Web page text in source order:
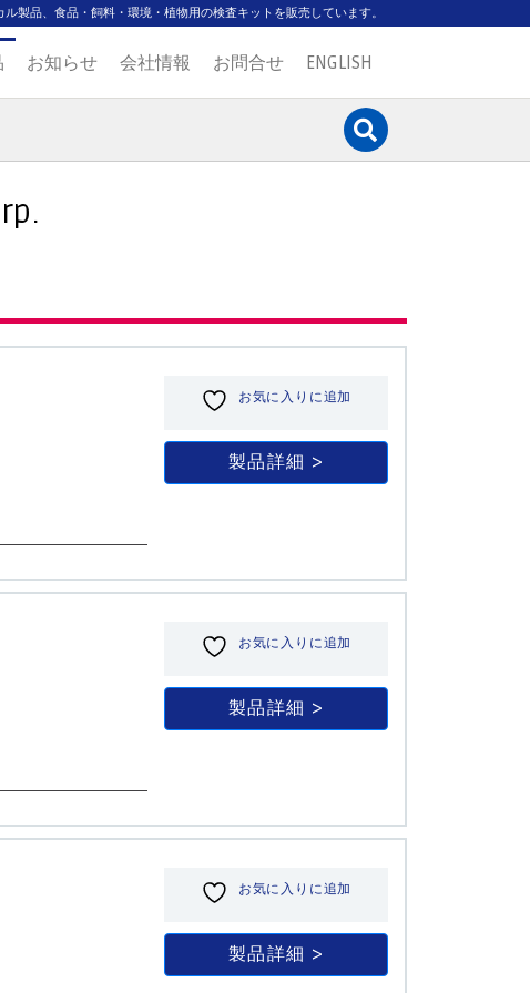
製品、食品・飼料・環境・植物用の検査キットを販売しています。
お知らせ 会社情報 お問合せ ENGLISH
お気に入りに追加
製品詳細
お気に入りに追加
製品詳細
お気に入りに追加
製品詳細